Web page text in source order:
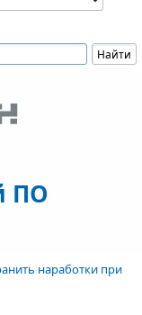
ПО
наработки при